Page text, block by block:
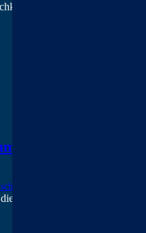
eine personalisierte
Auftakt
neue Kreisliga-A-Saison